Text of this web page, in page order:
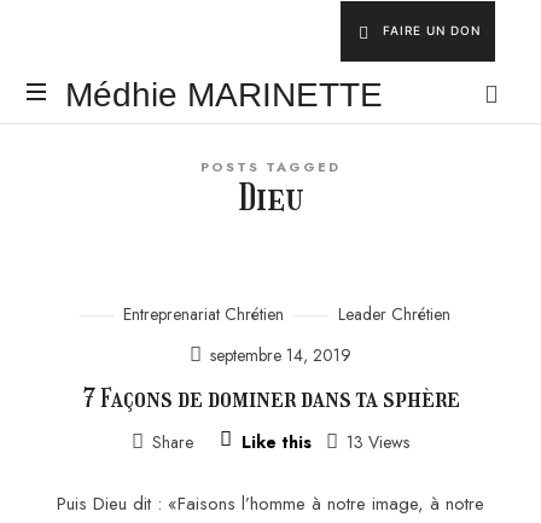
FAIRE UN DON
Médhie
Médhie MARINETTE
POSTS TAGGED
Dieu
Entreprenariat Chrétien
Leader Chrétien
septembre 14, 2019
7 Façons de dominer dans ta sphère
Share Like this 13 Views
Puis Dieu dit : «Faisons l’homme à notre image, à notre